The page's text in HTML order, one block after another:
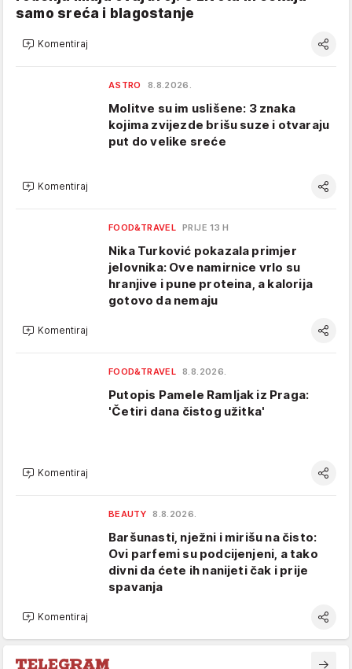
samo sreća i blagostanje
Komentiraj
ASTRO 8.8.2026.
Molitve su im uslišene: 3 znaka
kojima zvijezde brišu suze i otvaraju
put do velike sreće
Komentiraj
FOOD&TRAVEL PRIJE 13 H
Nika Turković pokazala primjer
jelovnika: Ove namirnice vrlo su
hranjive i pune proteina, a kalorija
gotovo da nemaju
Komentiraj
FOOD&TRAVEL 8.8.2026.
Putopis Pamele Ramljak iz Praga:
'Četiri dana čistog užitka'
Komentiraj
BEAUTY 8.8.2026.
Baršunasti, nježni i mirišu na čisto:
Ovi parfemi su podcijenjeni, a tako
divni da ćete ih nanijeti čak i prije
spavanja
Komentiraj